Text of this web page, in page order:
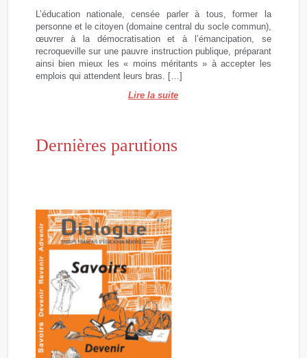
L’éducation nationale, censée parler à tous, former la
personne et le citoyen (domaine central du socle commun),
œuvrer à la démocratisation et à l’émancipation, se
recroqueville sur une pauvre instruction publique, préparant
ainsi bien mieux les « moins méritants » à accepter les
emplois qui attendent leurs bras. […]
Lire la suite
Dernières parutions